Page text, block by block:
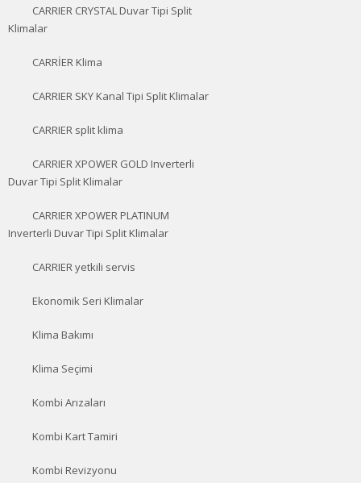
CARRIER CRYSTAL Duvar Tipi Split
Klimalar
CARRİER Klima
CARRIER SKY Kanal Tipi Split Klimalar
CARRIER split klima
CARRIER XPOWER GOLD Inverterli
Duvar Tipi Split Klimalar
CARRIER XPOWER PLATINUM
Inverterli Duvar Tipi Split Klimalar
CARRIER yetkili servis
Ekonomik Seri Klimalar
Klima Bakımı
Klima Seçimi
Kombi Arızaları
Kombi Kart Tamiri
Kombi Revizyonu